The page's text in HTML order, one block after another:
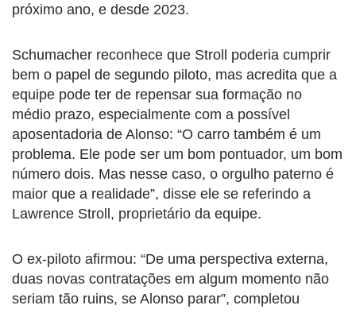
próximo ano, e desde 2023.
Schumacher reconhece que Stroll poderia cumprir
bem o papel de segundo piloto, mas acredita que a
equipe pode ter de repensar sua formação no
médio prazo, especialmente com a possível
aposentadoria de Alonso: “O carro também é um
problema. Ele pode ser um bom pontuador, um bom
número dois. Mas nesse caso, o orgulho paterno é
maior que a realidade”, disse ele se referindo a
Lawrence Stroll, proprietário da equipe.
O ex-piloto afirmou: “De uma perspectiva externa,
duas novas contratações em algum momento não
seriam tão ruins, se Alonso parar”, completou